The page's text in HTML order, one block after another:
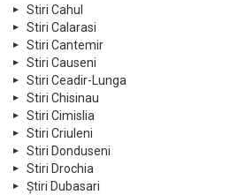
Stiri Cahul
Stiri Calarasi
Stiri Cantemir
Stiri Causeni
Stiri Ceadir-Lunga
Stiri Chisinau
Stiri Cimislia
Stiri Criuleni
Stiri Donduseni
Stiri Drochia
Știri Dubasari